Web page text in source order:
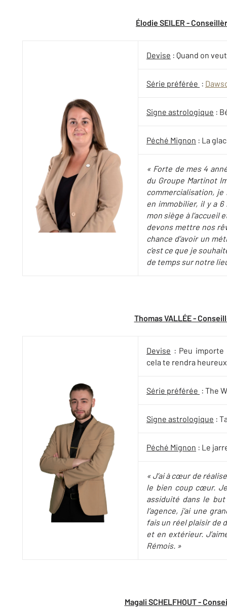
Élodie SEILER -
Devise : Quand on
Série préférée :
Signe astrologique :
Péché Mignon : La
« Forte de mes 4
du Groupe Martinot
commercialisation,
en immobilier, il y a
mon siège à l’accueil
devons mettre nos
chance d’avoir un
c’est ce que je
de temps sur notre
Thomas VALLÉE -
Devise : Peu
cela te rendra heureux
Série préférée : The
Signe astrologique :
Péché Mignon : Le
« J’ai à cœur de
le bien coup cœur.
assiduité dans le
l’agence, j’ai une
fais un réel plaisir de
et en extérieur.
Rémois. »
Magali SCHELFHOUT -